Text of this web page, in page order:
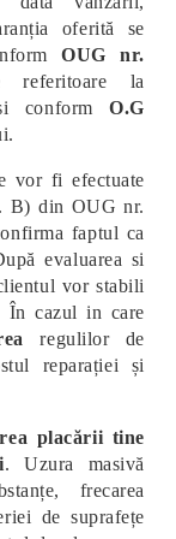
oferită se
OUG nr.
referitoare la
conformO.G
vor fi efectuate
B) din OUG nr.
faptul ca
evaluarea si
vor stabili
În cazul in care
regulilor de
reparației și
placării tine
. Uzura masivă
frecarea
de suprafețe